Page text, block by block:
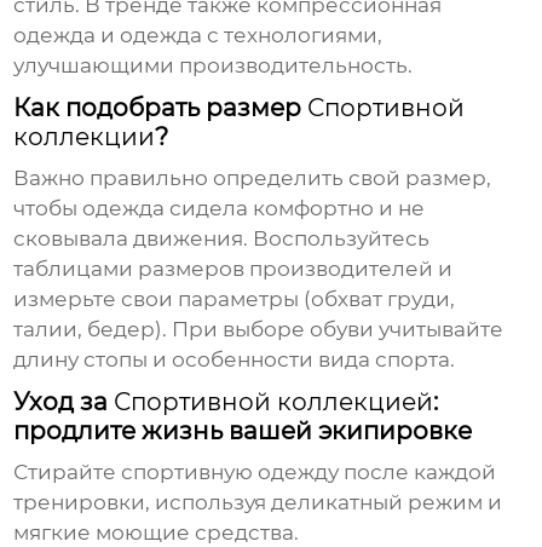
стиль. В тренде также компрессионная
одежда и одежда с технологиями,
улучшающими производительность.
Как подобрать размер Спортивной
коллекции?
Важно правильно определить свой размер,
чтобы одежда сидела комфортно и не
сковывала движения. Воспользуйтесь
таблицами размеров производителей и
измерьте свои параметры (обхват груди,
талии, бедер). При выборе обуви учитывайте
длину стопы и особенности вида спорта.
Уход за Спортивной коллекцией:
продлите жизнь вашей экипировке
Стирайте спортивную одежду после каждой
тренировки, используя деликатный режим и
мягкие моющие средства.